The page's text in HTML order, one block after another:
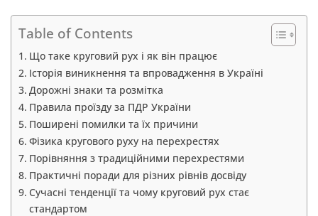
Table of Contents
Що таке круговий рух і як він працює
Історія виникнення та впровадження в Україні
Дорожні знаки та розмітка
Правила проїзду за ПДР України
Поширені помилки та їх причини
Фізика кругового руху на перехрестях
Порівняння з традиційними перехрестями
Практичні поради для різних рівнів досвіду
Сучасні тенденції та чому круговий рух стає
стандартом